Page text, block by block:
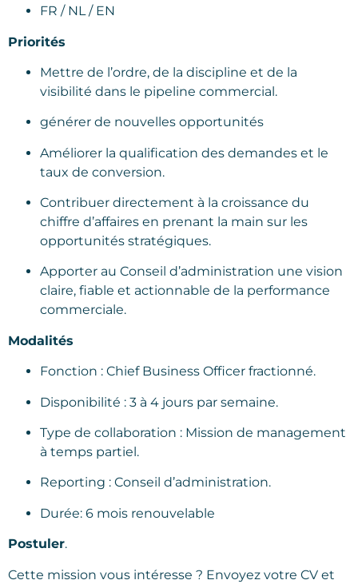
FR / NL / EN
Priorités
Mettre de l’ordre, de la discipline et de la
visibilité dans le pipeline commercial.
générer de nouvelles opportunités
Améliorer la qualification des demandes et le
taux de conversion.
Contribuer directement à la croissance du
chiffre d’affaires en prenant la main sur les
opportunités stratégiques.
Apporter au Conseil d’administration une vision
claire, fiable et actionnable de la performance
commerciale.
Modalités
Fonction : Chief Business Officer fractionné.
Disponibilité : 3 à 4 jours par semaine.
Type de collaboration : Mission de management
à temps partiel.
Reporting : Conseil d’administration.
Durée: 6 mois renouvelable
Postuler.
Cette mission vous intéresse ? Envoyez votre CV et